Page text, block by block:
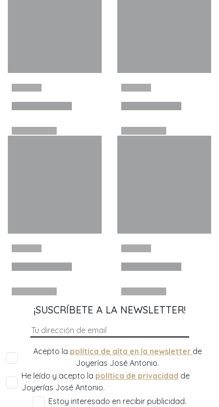
¡SUSCRÍBETE A LA NEWSLETTER!
Acepto la política de alta en la newsletter de
Joyerías José Antonio.
He leído y acepto la política de privacidad de
Joyerías José Antonio.
Estoy interesado en recibir publicidad.